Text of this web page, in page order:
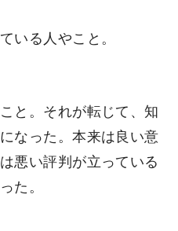
いる人やこと。
と。それが転じて、知
なった。本来は良い意
悪い評判が立っている
た。